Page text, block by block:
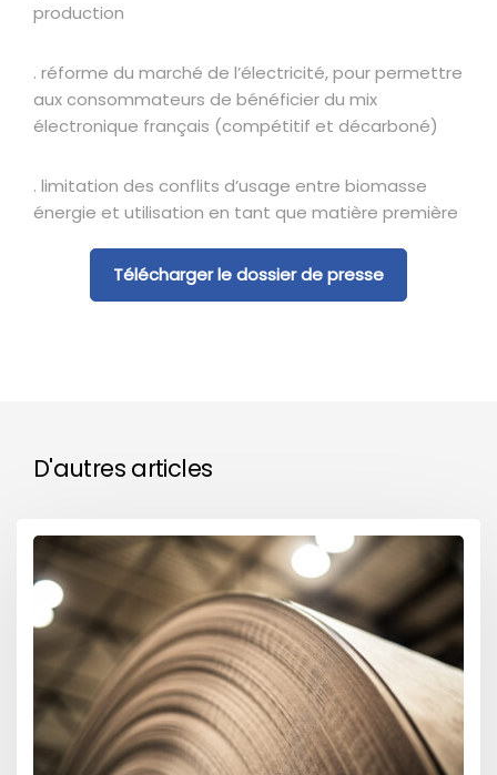
production
. réforme du marché de l’électricité, pour permettre
aux consommateurs de bénéficier du mix
électronique français (compétitif et décarboné)
. limitation des conflits d’usage entre biomasse
énergie et utilisation en tant que matière première
Télécharger le dossier de presse
D'autres articles